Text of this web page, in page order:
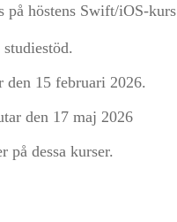
på höstens Swift/iOS-kurs
den 15 februari 2026.
den 17 maj 2026
dessa kurser.